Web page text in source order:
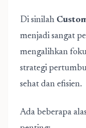
Di sinilah
menjadi sangat
mengalihkan
strategi
sehat dan efisien.
Ada beberapa